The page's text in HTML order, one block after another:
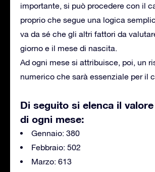
importante, si può procedere con il
proprio che segue una logica
va da sé che gli altri fattori da
giorno e il mese di nascita.
Ad ogni mese si attribuisce, poi, un
numerico che sarà essenziale per il
Di seguito si elenca il
di ogni mese:
Gennaio: 380
Febbraio: 502
Marzo: 613